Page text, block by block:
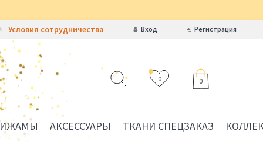
Условия сотрудничества Вход Регистрация
0 0
АКСЕССУАРЫ ТКАНИ СПЕЦЗАКАЗ